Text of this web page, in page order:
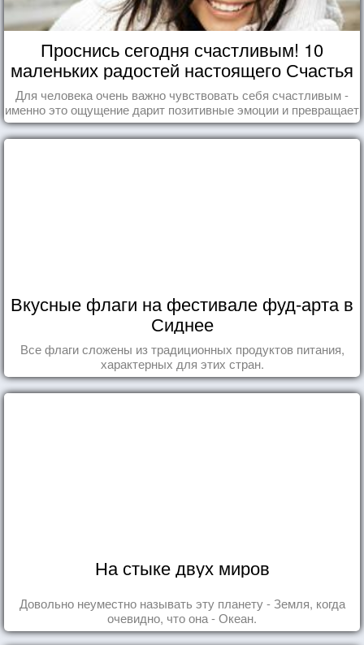
Проснись сегодня счастливым! 10
маленьких радостей настоящего Счастья
Для человека очень важно чувствовать себя счастливым -
именно это ощущение дарит позитивные эмоции и превращает
каждый день в маленький праздник.
Вкусные флаги на фестивале фуд-арта в
Сиднее
Все флаги сложены из традиционных продуктов питания,
характерных для этих стран.
На стыке двух миров
Довольно неуместно называть эту планету - Земля, когда
очевидно, что она - Океан.